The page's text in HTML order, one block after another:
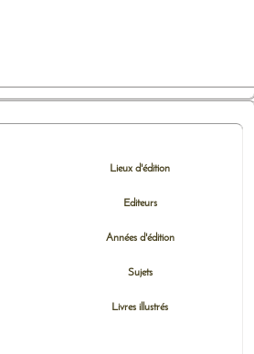
Lieux d'édition
Editeurs
Années d'édition
Sujets
Livres illustrés